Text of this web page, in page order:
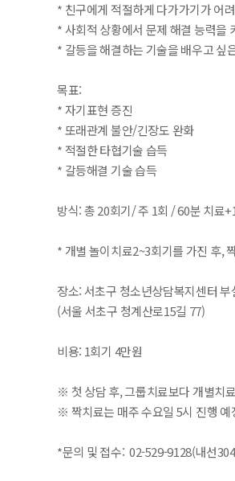
* 친구에게 적절하게 다가가기가 어
* 사회적 상황에서 문제 해결 능력을
* 갈등을 해결하는 기술을 배우고 싶
목표:
* 자기표현 증진
* 또래관계 불안/긴장도 완화
* 적절한 타협기술 습득
* 갈등해결 기술 습득
방식: 총 20회기/ 주 1회 / 60분 치료
* 개별 놀이치료2~3회기를 가진 후,
장소: 서초구 청소년상담복지센터 부
(서울 서초구 청계산로15길 77)
비용: 1회기 4만원
※ 첫 상담 후, 그룹치료보다 개별치
※ 짝치료는 매주 수요일 5시 진행
*문의 및 접수: 02-529-9128(내선